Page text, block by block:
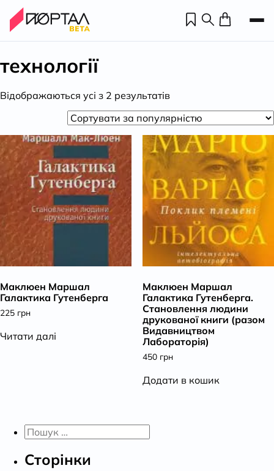
технології
Відображаються усі з 2 результатівВідсортовано
популярністю
Маклюен Маршал
Галактика Гутенберга
225 грн
Читати далі
Маклюен Маршал
Галактика Гутенберга.
Становлення людини
друкованої книги (разом
Видавництвом
Лабораторія)
450 грн
Додати в кошик
Пошук:
Сторінки